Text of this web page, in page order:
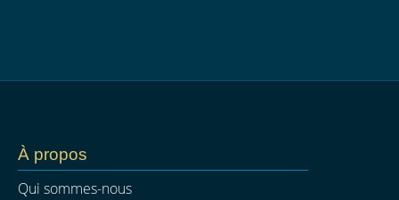
À propos
Qui sommes-nous